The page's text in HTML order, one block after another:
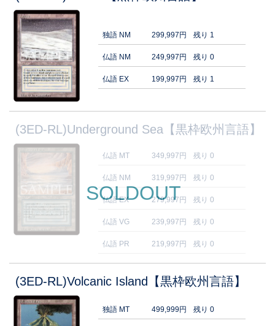
独語 NM 299,997円 残り 1
仏語 NM 249,997円 残り 0
仏語 EX 199,997円 残り 1
(3ED-RL)Underground Sea【黒枠欧州言語】
仏語 MT 349,997円 残り 0
仏語 NM 319,997円 残り 0
仏語 EX 279,997円 残り 0
仏語 VG 239,997円 残り 0
仏語 PR 219,997円 残り 0
SOLDOUT
(3ED-RL)Volcanic Island【黒枠欧州言語】
独語 MT 499,999円 残り 0